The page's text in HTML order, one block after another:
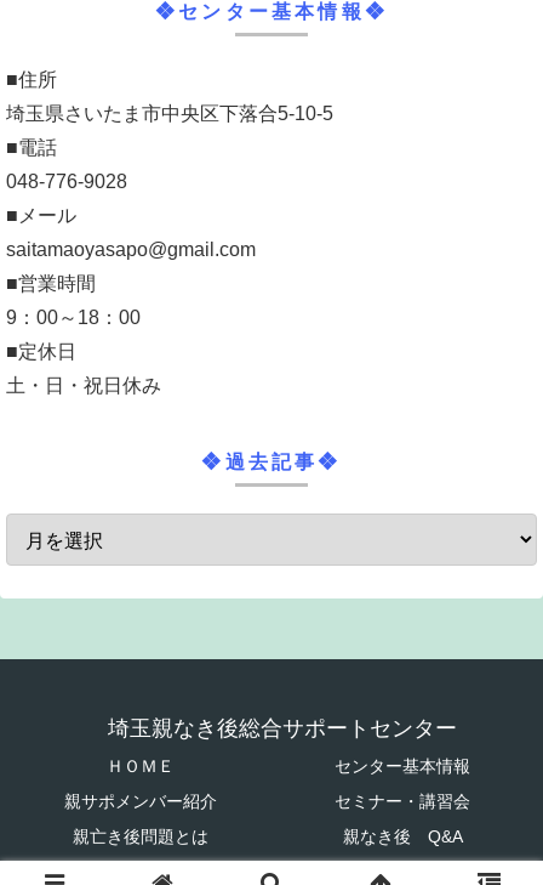
❖センター基本情報❖
■住所
埼玉県さいたま市中央区下落合5-10-5
■電話
048-776-9028
■メール
saitamaoyasapo@gmail.com
■営業時間
9：00～18：00
■定休日
土・日・祝日休み
❖過去記事❖
埼玉親なき後総合サポートセンター
ＨＯＭＥ
センター基本情報
親サポメンバー紹介
セミナー・講習会
親亡き後問題とは
親なき後 Q&A
© 2019 埼玉親なき後総合サポートセンター.